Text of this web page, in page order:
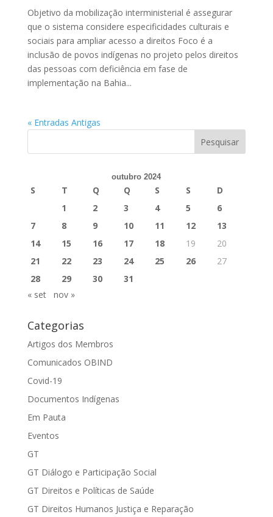
Objetivo da mobilização interministerial é assegurar
que o sistema considere especificidades culturais e
sociais para ampliar acesso a direitos Foco é a
inclusão de povos indígenas no projeto pelos direitos
das pessoas com deficiência em fase de
implementação na Bahia...
« Entradas Antigas
outubro 2024
S T Q Q S S
D
1
2 3 4 5
6
7
8 9 10 11 12
13
14
15 16 17 18 19
20
21
22 23 24 25 26
27
28
29 30
31
« set
nov »
Categorias
Artigos dos Membros
Comunicados OBIND
Covid-19
Documentos Indígenas
Em Pauta
Eventos
GT
GT Diálogo e Participação Social
GT Direitos e Políticas de Saúde
GT Direitos Humanos Justiça e Reparação